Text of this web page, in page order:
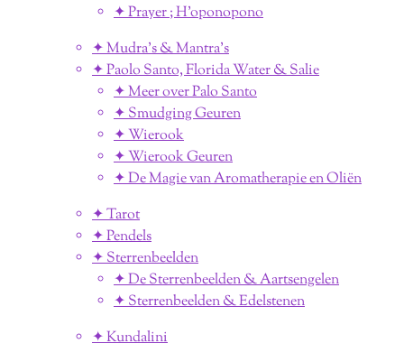
✦ Prayer ; H'oponopono
✦ Mudra's & Mantra's
✦ Paolo Santo, Florida Water & Salie
✦ Meer over Palo Santo
✦ Smudging Geuren
✦ Wierook
✦ Wierook Geuren
✦ De Magie van Aromatherapie en Oliën
✦ Tarot
✦ Pendels
✦ Sterrenbeelden
✦ De Sterrenbeelden & Aartsengelen
✦ Sterrenbeelden & Edelstenen
✦ Kundalini